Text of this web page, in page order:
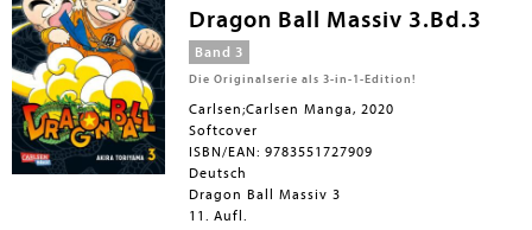
Dragon Ball Massiv 3.Bd.3
Band 3
Die Originalserie als 3-in-1-Edition!
Carlsen;Carlsen Manga, 2020
Softcover
ISBN/EAN: 9783551727909
Deutsch
Dragon Ball Massiv 3
11. Aufl.